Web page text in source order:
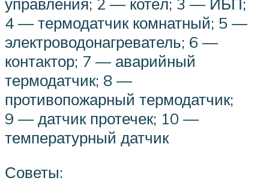
4 — термодатчик комнатный; 5 —
электроводонагреватель; 6 —
контактор; 7 — аварийный
термодатчик; 8 —
противопожарный термодатчик;
9 — датчик протечек; 10 —
температурный датчик
Советы: